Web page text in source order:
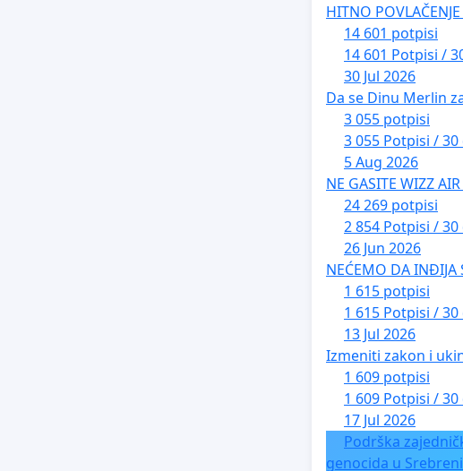
HITNO
14 601 potpisi
14 601 Potpisi /
30 Jul 2026
Da se Dinu Merlin
3 055 potpisi
3 055 Potpisi / 30
5 Aug 2026
NE GASITE WIZZ
24 269 potpisi
2 854 Potpisi / 30
26 Jun 2026
NEĆEMO DA
1 615 potpisi
1 615 Potpisi / 30
13 Jul 2026
Izmeniti zakon i
1 609 potpisi
1 609 Potpisi / 30
17 Jul 2026
Podrška
genocida u